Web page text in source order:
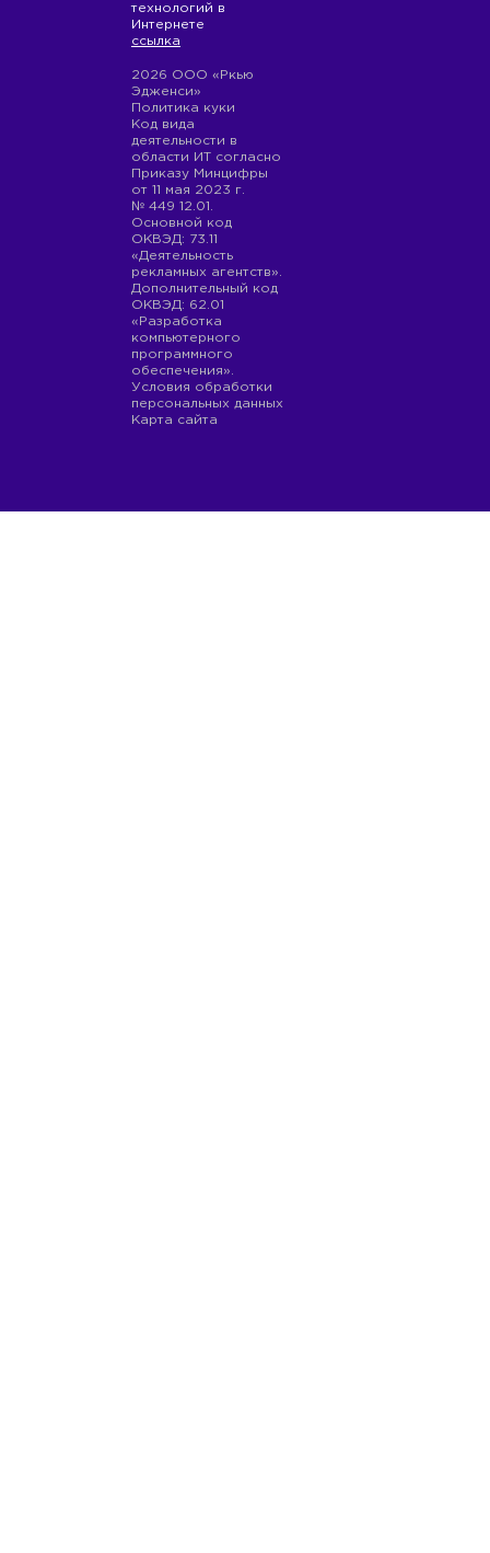
технологий в
Интернете
ссылка
2026 ООО «Ркью
Эдженси»
Политика куки
Код вида
деятельности в
области ИТ согласно
Приказу Минцифры
от 11 мая 2023 г.
№ 449 12.01.
Основной код
ОКВЭД: 73.11
«Деятельность
рекламных агентств».
Дополнительный код
ОКВЭД: 62.01
«Разработка
компьютерного
программного
обеспечения».
Условия обработки
персональных данных
Карта сайта